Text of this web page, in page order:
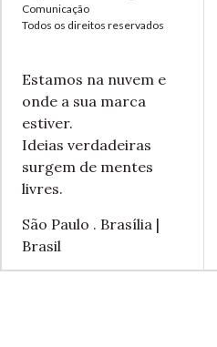
Comunicação
Todos os direitos reservados
Estamos na nuvem e
onde a sua marca
estiver.
Ideias verdadeiras
surgem de mentes
livres.
São Paulo . Brasília |
Brasil